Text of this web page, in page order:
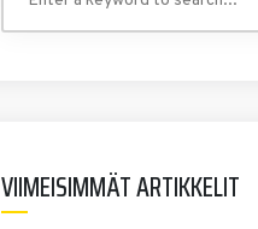
VIIMEISIMMÄT ARTIKKELIT